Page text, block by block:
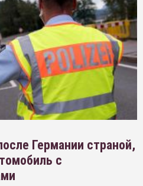
Германии страной,
с